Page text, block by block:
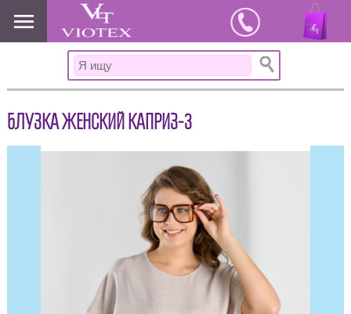
www.viotex37.ru
БЛУЗКА ЖЕНСКИЙ КАПРИЗ-3